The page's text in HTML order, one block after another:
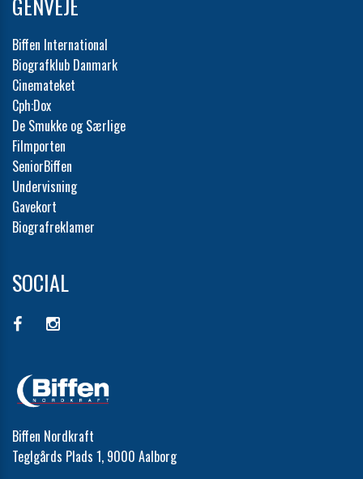
Biffen International
Biografklub Danmark
Cinemateket
Cph:Dox
De Smukke og Særlige
Filmporten
SeniorBiffen
Undervisning
Gavekort
Biografreklamer
SOCIAL
Biffen Nordkraft
Teglgårds Plads 1, 9000 Aalborg